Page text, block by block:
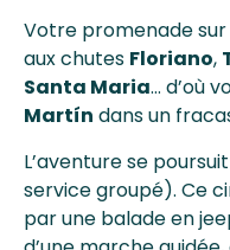
Votre promenade
aux chutes Floriano,
Santa Maria… d’où
Martín dans un
L’aventure se
service groupé). Ce
par une balade en